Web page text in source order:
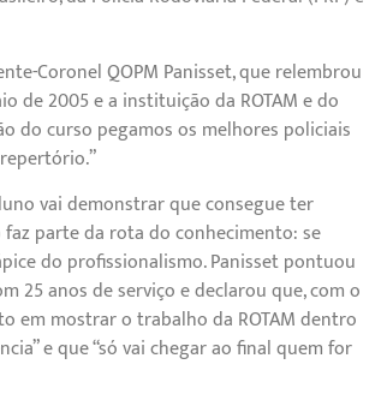
Coronel QOPM Panisset, que relembrou
de 2005 e a instituição da ROTAM e do
do curso pegamos os melhores policiais
vai demonstrar que consegue ter
parte da rota do conhecimento: se
do profissionalismo. Panisset pontuou
25 anos de serviço e declarou que, com o
em mostrar o trabalho da ROTAM dentro
e que “só vai chegar ao final quem for